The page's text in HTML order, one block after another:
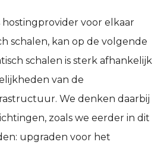
hostingprovider voor elkaar
schalen, kan op de volgende
schalen is sterk afhankelijk
van de
We denken daarbij
zoals we eerder in dit
upgraden voor het